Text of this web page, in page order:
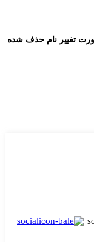
تغییر نام حذف شده